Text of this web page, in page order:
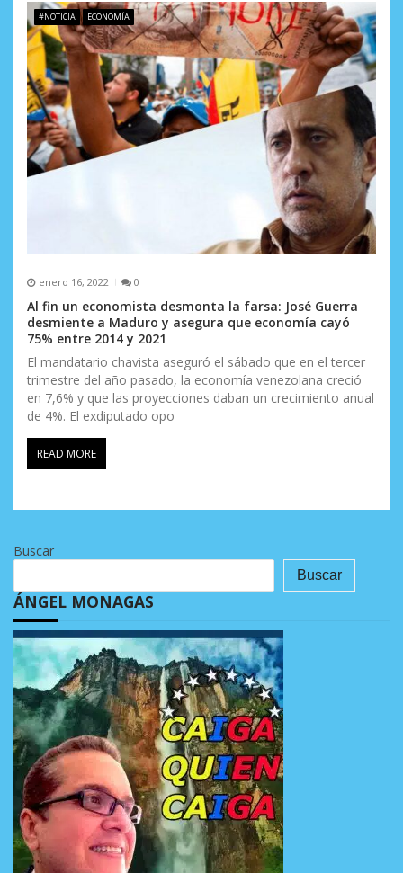
#NOTICIA ECONOMÍA
enero 16, 2022 0
Al fin un economista desmonta la farsa: José Guerra
desmiente a Maduro y asegura que economía cayó
75% entre 2014 y 2021
El mandatario chavista aseguró el sábado que en el tercer
trimestre del año pasado, la economía venezolana creció
en 7,6% y que las proyecciones daban un crecimiento anual
de 4%. El exdiputado opo
READ MORE
Buscar
Buscar
ÁNGEL MONAGAS